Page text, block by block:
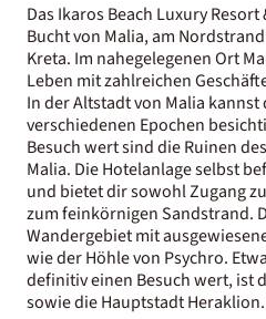
Das Ikaros Beach Luxury
Bucht von Malia, am
Kreta. Im nahegelegenen Ort
Leben mit zahlreichen
In der Altstadt von Malia
verschiedenen Epochen
Besuch wert sind die Ruinen
Malia. Die Hotelanlage selbst
und bietet dir sowohl Zugang
zum feinkörnigen Sandstrand.
Wandergebiet mit
wie der Höhle von Psychro.
definitiv einen Besuch wert, ist
sowie die Hauptstadt Heraklion.